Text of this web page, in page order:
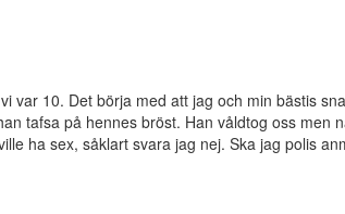
var 10. Det börja med att jag och min bästis
tafsa på hennes bröst. Han våldtog oss
ha sex, såklart svara jag nej. Ska jag polis